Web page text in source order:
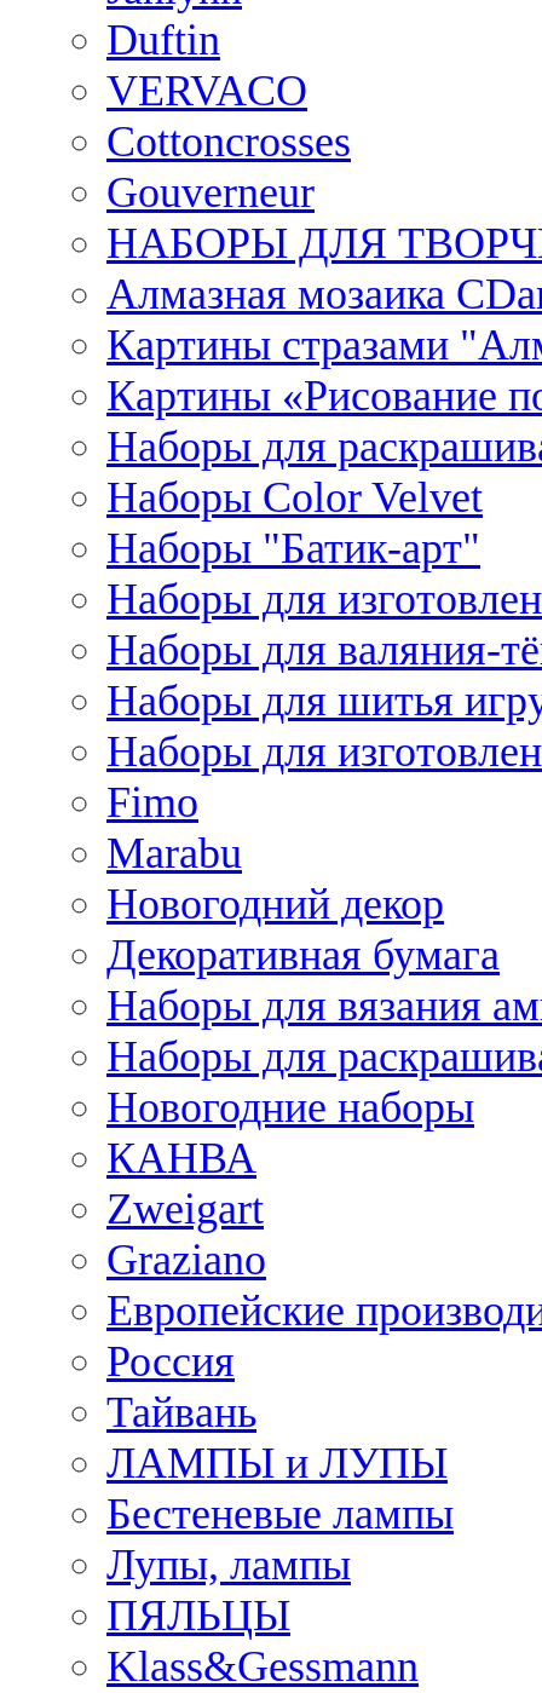
Duftin
VERVACO
Cottoncrosses
Gouverneur
НАБОРЫ ДЛЯ
Алмазная мозаика
Картины стразами
Картины «Рисование
Наборы для
Наборы Сolor Velvet
Наборы "Батик-арт"
Наборы для
Наборы для валяния-
Наборы для шитья
Наборы для
Fimo
Marabu
Новогодний декор
Декоративная бумага
Наборы для вязания
Наборы для
Новогодние наборы
КАНВА
Zweigart
Graziano
Европейские
Россия
Тайвань
ЛАМПЫ и ЛУПЫ
Бестеневые лампы
Лупы, лампы
ПЯЛЬЦЫ
Klass&Gessmann